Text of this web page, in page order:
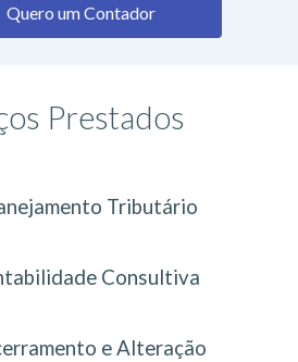
Quero um Contador
Prestados
Tributário
Consultiva
e Alteração